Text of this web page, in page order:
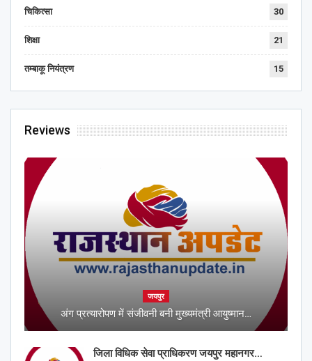
चिकित्सा 30
शिक्षा 21
तम्बाकू नियंत्रण 15
Reviews
जयपुर
अंग प्रत्यारोपण में संजीवनी बनी मुख्यमंत्री आयुष्मान…
जिला विधिक सेवा प्राधिकरण जयपुर महानगर…